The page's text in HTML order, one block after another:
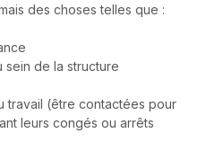
des choses telles que :
sein de la structure
travail (être contactées pour
leurs congés ou arrêts